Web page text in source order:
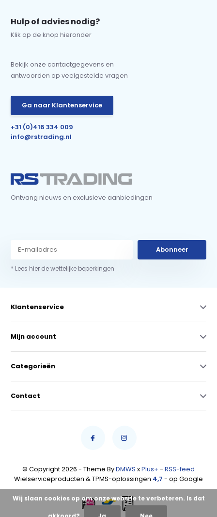
Hulp of advies nodig?
Klik op de knop hieronder
Bekijk onze contactgegevens en
antwoorden op veelgestelde vragen
Ga naar Klantenservice
+31 (0)416 334 009
info@rstrading.nl
Ontvang nieuws en exclusieve aanbiedingen
Abonneer
* Lees hier de wettelijke beperkingen
Klantenservice
Mijn account
Categorieën
Contact
© Copyright 2026 - Theme ByDMWS xPlus+ - RSS-feed
Wielserviceproducten & TPMS-oplossingen 4,7 - op Google
Wij slaan cookies op om onze website te verbeteren. Is dat